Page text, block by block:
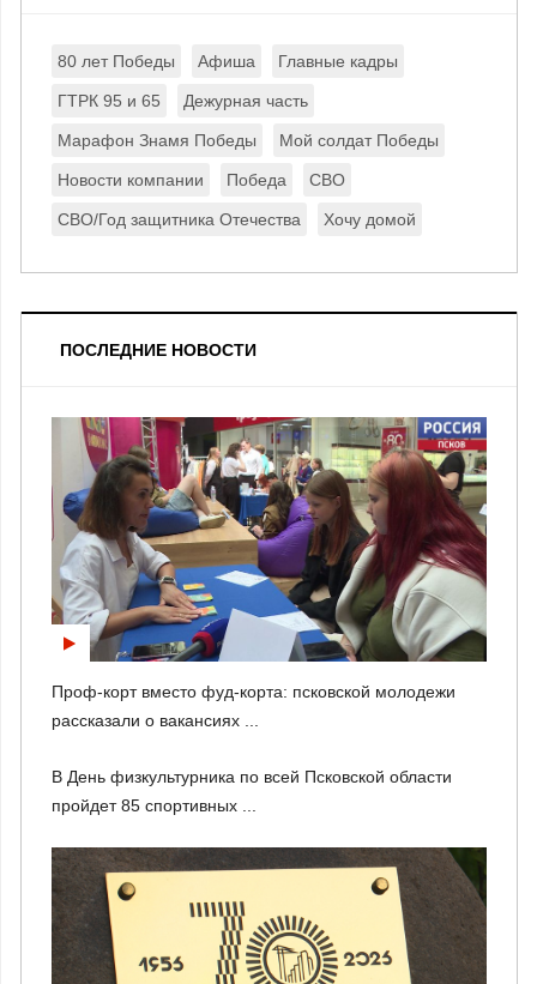
80 лет Победы Афиша Главные кадры
ГТРК 95 и 65 Дежурная часть
Марафон Знамя Победы Мой солдат Победы
Новости компании Победа СВО
СВО/Год защитника Отечества Хочу домой
ПОСЛЕДНИЕ НОВОСТИ
Проф-корт вместо фуд-корта: псковской молодежи
рассказали о вакансиях ...
В День физкультурника по всей Псковской области
пройдет 85 спортивных ...